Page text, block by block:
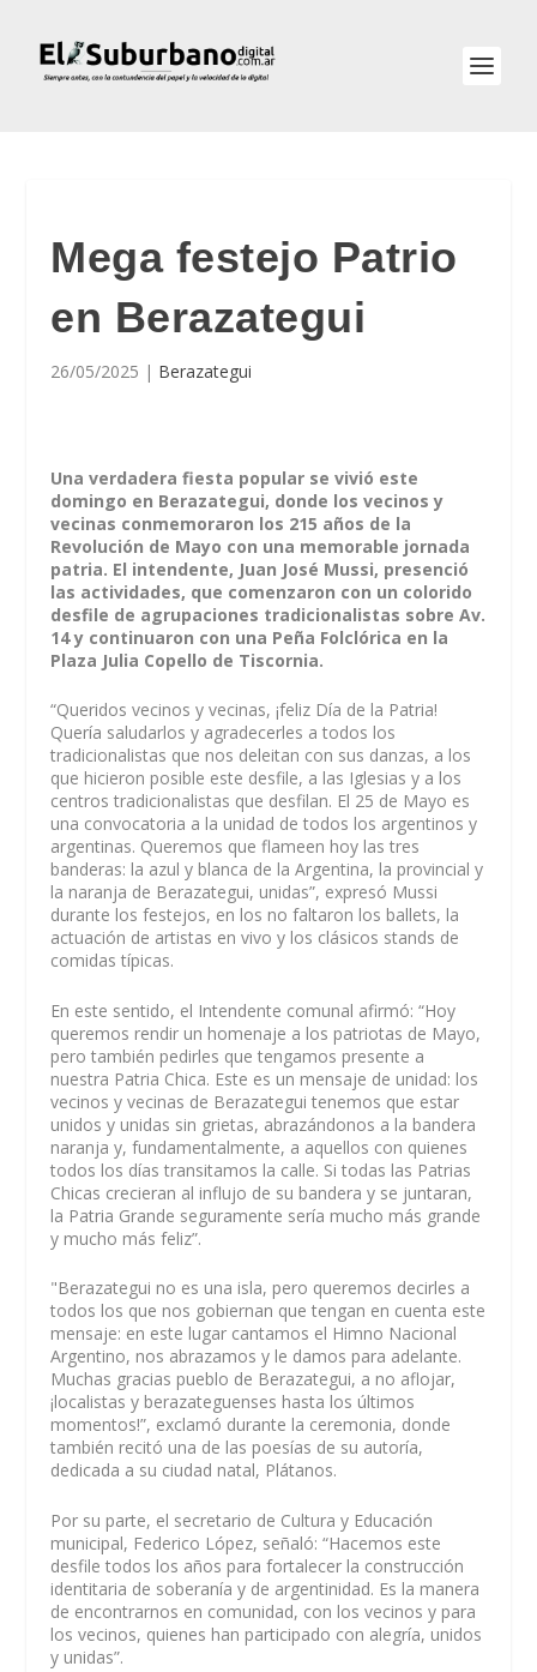
Mega festejo Patrio
en Berazategui
26/05/2025 | Berazategui
Una verdadera fiesta popular se vivió este
domingo en Berazategui, donde los vecinos y
vecinas conmemoraron los 215 años de la
Revolución de Mayo con una memorable jornada
patria. El intendente, Juan José Mussi, presenció
las actividades, que comenzaron con un colorido
desfile de agrupaciones tradicionalistas sobre Av.
14 y continuaron con una Peña Folclórica en la
Plaza Julia Copello de Tiscornia.
“Queridos vecinos y vecinas, ¡feliz Día de la Patria!
Quería saludarlos y agradecerles a todos los
tradicionalistas que nos deleitan con sus danzas, a los
que hicieron posible este desfile, a las Iglesias y a los
centros tradicionalistas que desfilan. El 25 de Mayo es
una convocatoria a la unidad de todos los argentinos y
argentinas. Queremos que flameen hoy las tres
banderas: la azul y blanca de la Argentina, la provincial y
la naranja de Berazategui, unidas”, expresó Mussi
durante los festejos, en los no faltaron los ballets, la
actuación de artistas en vivo y los clásicos stands de
comidas típicas.
En este sentido, el Intendente comunal afirmó: “Hoy
queremos rendir un homenaje a los patriotas de Mayo,
pero también pedirles que tengamos presente a
nuestra Patria Chica. Este es un mensaje de unidad: los
vecinos y vecinas de Berazategui tenemos que estar
unidos y unidas sin grietas, abrazándonos a la bandera
naranja y, fundamentalmente, a aquellos con quienes
todos los días transitamos la calle. Si todas las Patrias
Chicas crecieran al influjo de su bandera y se juntaran,
la Patria Grande seguramente sería mucho más grande
y mucho más feliz”.
"Berazategui no es una isla, pero queremos decirles a
todos los que nos gobiernan que tengan en cuenta este
mensaje: en este lugar cantamos el Himno Nacional
Argentino, nos abrazamos y le damos para adelante.
Muchas gracias pueblo de Berazategui, a no aflojar,
¡localistas y berazateguenses hasta los últimos
momentos!”, exclamó durante la ceremonia, donde
también recitó una de las poesías de su autoría,
dedicada a su ciudad natal, Plátanos.
Por su parte, el secretario de Cultura y Educación
municipal, Federico López, señaló: “Hacemos este
desfile todos los años para fortalecer la construcción
identitaria de soberanía y de argentinidad. Es la manera
de encontrarnos en comunidad, con los vecinos y para
los vecinos, quienes han participado con alegría, unidos
y unidas”.